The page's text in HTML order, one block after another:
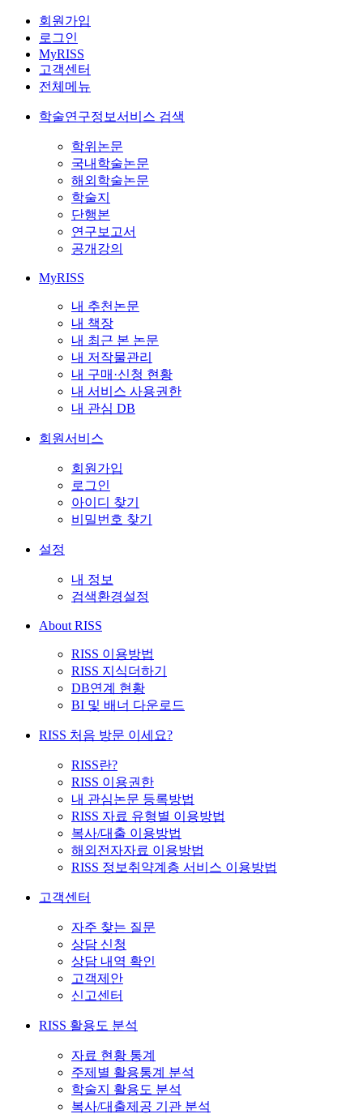
회원가입
로그인
MyRISS
고객센터
전체메뉴
학술연구정보서비스 검색
학위논문
국내학술논문
해외학술논문
학술지
단행본
연구보고서
공개강의
MyRISS
내 추천논문
내 책장
내 최근 본 논문
내 저작물관리
내 구매·신청 현황
내 서비스 사용권한
내 관심 DB
회원서비스
회원가입
로그인
아이디 찾기
비밀번호 찾기
설정
내 정보
검색환경설정
About RISS
RISS 이용방법
RISS 지식더하기
DB연계 현황
BI 및 배너 다운로드
RISS 처음 방문 이세요?
RISS란?
RISS 이용권한
내 관심논문 등록방법
RISS 자료 유형별 이용방법
복사/대출 이용방법
해외전자자료 이용방법
RISS 정보취약계층 서비스 이용방법
고객센터
자주 찾는 질문
상담 신청
상담 내역 확인
고객제안
신고센터
RISS 활용도 분석
자료 현황 통계
주제별 활용통계 분석
학술지 활용도 분석
복사/대출제공 기관 분석